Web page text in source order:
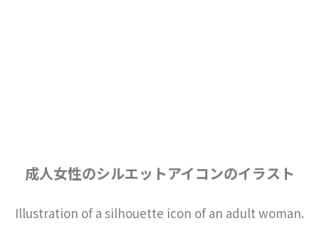
成人女性のシルエットアイコンのイラスト
Illustration of a silhouette icon of an adult woman.